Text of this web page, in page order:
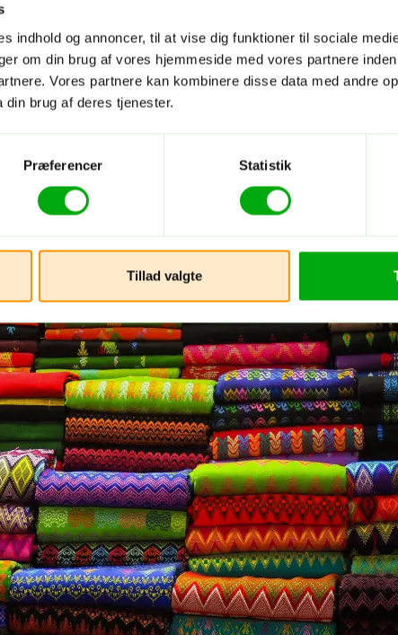
indhold og annoncer, til at vise dig funktioner til sociale
om din brug af vores hjemmeside med vores partnere
Vores partnere kan kombinere disse data med andre
brug af deres tjenester.
Præferencer Statistik
Tillad valgte